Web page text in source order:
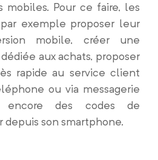
mobiles. Pour ce faire, les
exemple proposer leur
mobile, créer une
aux achats, proposer
rapide au service client
ou via messagerie
encore des codes de
depuis son smartphone.